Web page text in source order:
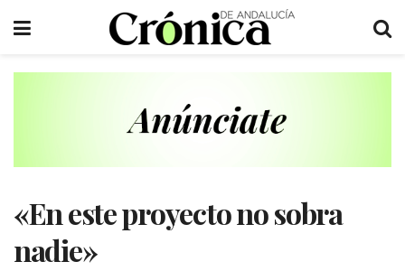
«En este proyecto no sobra
nadie»